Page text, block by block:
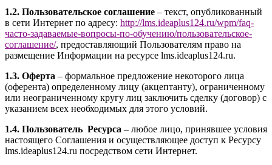
1.2. Пользовательское соглашение – текст, опубликованный
в сети Интернет по адресу: http://lms.ideaplus124.ru/wpm/faq-
часто-задаваемые-вопросы-по-обучению/пользовательское-
соглашение/, предоставляющий Пользователям право на
размещение Информации на ресурсе lms.ideaplus124.ru.
1.3. Оферта – формальное предложение некоторого лица
(оферента) определенному лицу (акцептанту), ограниченному
или неограниченному кругу лиц заключить сделку (договор) с
указанием всех необходимых для этого условий.
1.4. Пользователь Ресурса – любое лицо, принявшее условия
настоящего Соглашения и осуществляющее доступ к Ресурсу
lms.ideaplus124.ru посредством сети Интернет.